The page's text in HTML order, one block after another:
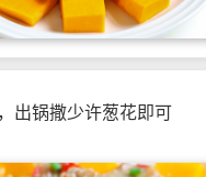
出锅撒少许葱花即可